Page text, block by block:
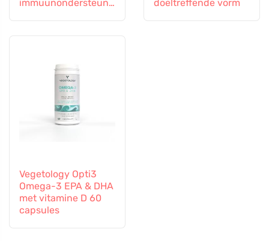
immuunondersteuni
doeltreffende vorm
Vegetology Opti3
Omega-3 EPA & DHA
met vitamine D 60
capsules